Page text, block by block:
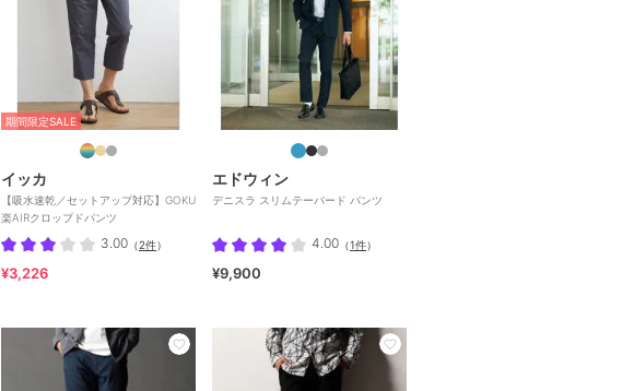
期間限定SALE
イッカ
【吸水速乾／セットアップ対応】GOKU
楽AIRクロップドパンツ
3.00 （2件）
¥3,226
エドウィン
デニスラ スリムテーパード パンツ
4.00 （1件）
¥9,900